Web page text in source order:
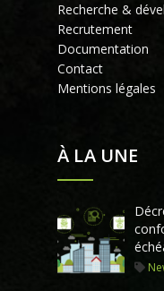
Recherche &
Recrutement
Documentation
Contact
Mentions légales
À LA UNE